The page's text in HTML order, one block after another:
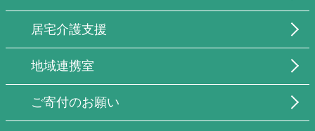
居宅介護支援
地域連携室
ご寄付のお願い